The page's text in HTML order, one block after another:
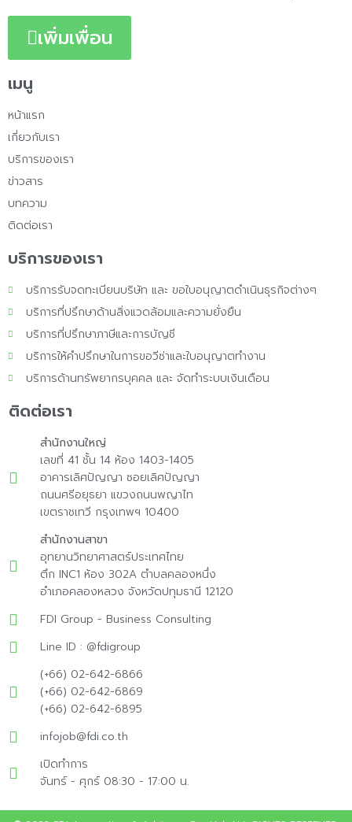
เพิ่มเพื่อน
เมนู
หน้าแรก
เกี่ยวกับเรา
บริการของเรา
ข่าวสาร
บทความ
ติดต่อเรา
บริการของเรา
บริการรับจดทะเบียนบริษัท และ ขอใบอนุญาตดำเนินธุรกิจต่างๆ
บริการที่ปรึกษาด้านสิ่งแวดล้อมและความยั่งยืน
บริการที่ปรึกษาภาษีและการบัญชี
บริการให้คำปรึกษาในการขอวีซ่าและใบอนุญาตทำงาน
บริการด้านทรัพยากรบุคคล และ จัดทำระบบเงินเดือน
ติดต่อเรา
สำนักงานใหญ่
เลขที่ 41 ชั้น 14 ห้อง 1403-1405
อาคารเลิศปัญญา ซอยเลิศปัญญา
ถนนศรีอยุธยา แขวงถนนพญาไท
เขตราชเทวี กรุงเทพฯ 10400
สำนักงานสาขา
อุทยานวิทยาศาสตร์ประเทศไทย
ตึก INC1 ห้อง 302A ตำบลคลองหนึ่ง
อำเภอคลองหลวง จังหวัดปทุมธานี 12120
FDI Group - Business Consulting
Line ID : @fdigroup
(+66) 02-642-6866
(+66) 02-642-6869
(+66) 02-642-6895
infojob@fdi.co.th
เปิดทำการ
จันทร์ - ศุกร์ 08:30 - 17:00 น.